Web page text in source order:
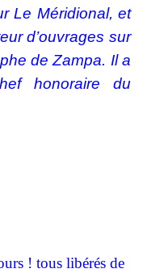
Le Méridional, et
d’ouvrages sur
de Zampa. Il a
honoraire du
! tous libérés de